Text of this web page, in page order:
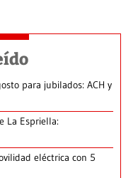
para jubilados: ACH y
La Espriella:
eléctrica con 5